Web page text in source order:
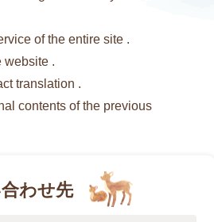
of the entire site .
website .
translation .
contents of the previous
わせ先